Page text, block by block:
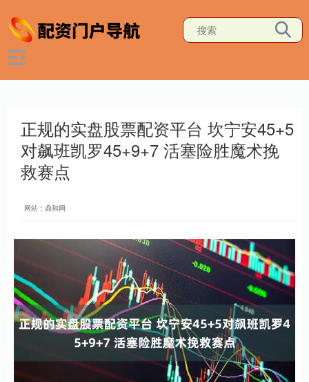
正规的实盘股票配资平台 坎宁安45+5
对飙班凯罗45+9+7 活塞险胜魔术挽
救赛点
网站：鼎和网